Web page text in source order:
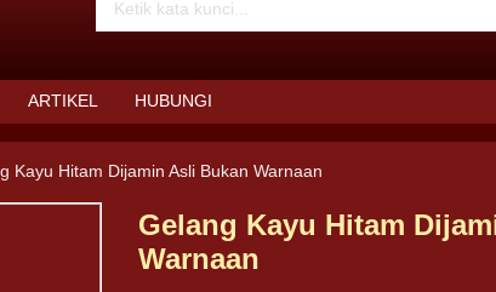
ARTIKEL HUBUNGI
Kayu Hitam Dijamin Asli Bukan Warnaan
Gelang Kayu Hitam
Warnaan